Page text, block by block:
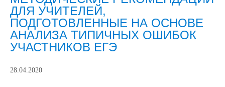
ДЛЯ УЧИТЕЛЕЙ,
ПОДГОТОВЛЕННЫЕ НА ОСНОВЕ
АНАЛИЗА ТИПИЧНЫХ ОШИБОК
УЧАСТНИКОВ ЕГЭ
28.04.2020